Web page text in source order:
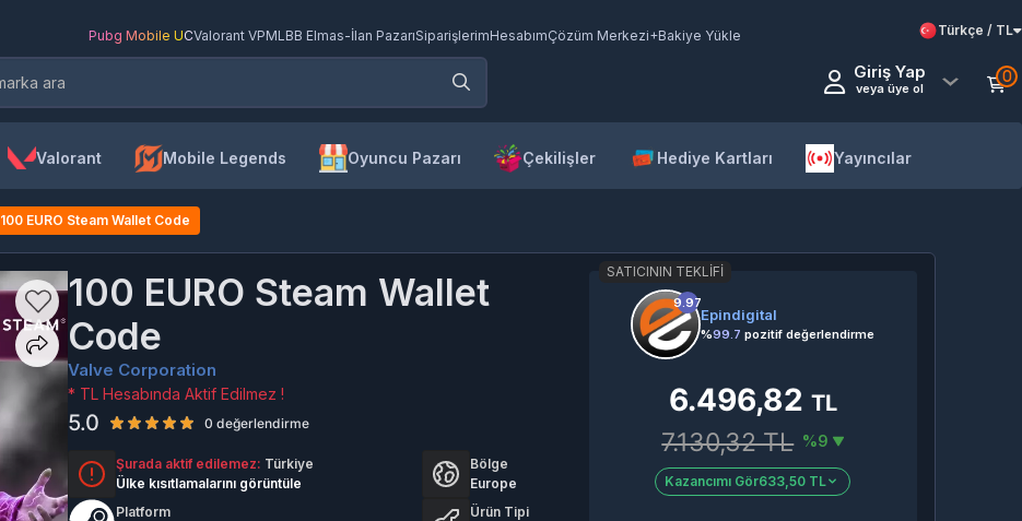
Pubg Mobile UCValorant VPMLBB Elmas-İlan PazarıSiparişlerimHesabımÇözüm Merkezi+Bakiye Yükle Türkçe / TL
Giriş Yap
veya üye ol
0
Valorant Mobile Legends Oyuncu Pazarı Çekilişler Hediye Kartları Yayıncılar
100 EURO Steam Wallet Code
100 EURO Steam Wallet
Code
Valve Corporation
* TL Hesabında Aktif Edilmez !
5.0 0 değerlendirme
Şurada aktif edilemez: Türkiye
Ülke kısıtlamalarını görüntüle
Bölge
Europe
Platform
Ürün Tipi
SATICININ TEKLIFI
9.97
Epindigital
%99.7 pozitif değerlendirme
6.496,82 TL
7.130,32 TL %9
Kazancımı Gör633,50 TL